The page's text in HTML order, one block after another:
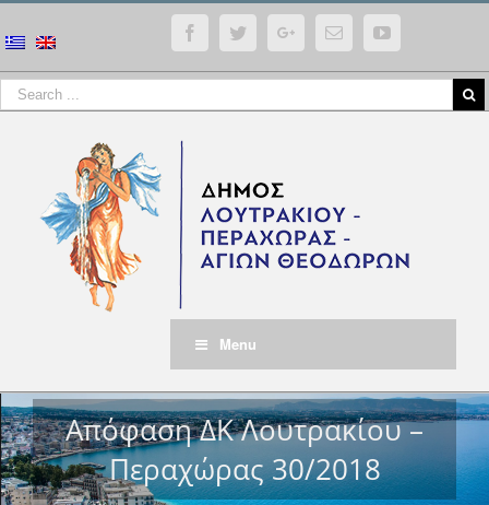
FacebookTwitterGoogle+Email YouTube
Menu
Απόφαση ΔΚ Λουτρακίου –
Περαχώρας 30/2018